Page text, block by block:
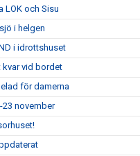
LOK och Sisu
i helgen
i idrottshuset
kvar vid bordet
för damerna
november